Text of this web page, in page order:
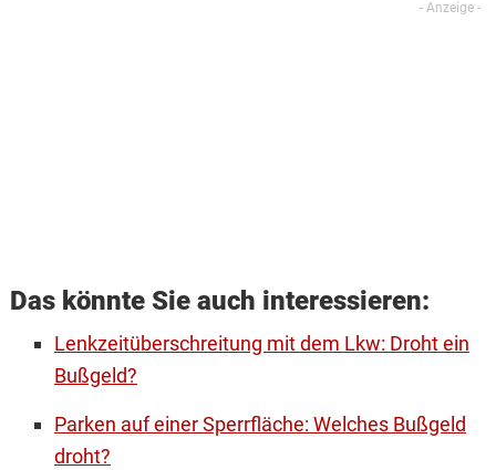
Das könnte Sie auch interessieren:
Lenkzeitüberschreitung mit dem Lkw: Droht ein
Bußgeld?
Parken auf einer Sperrfläche: Welches Bußgeld
droht?